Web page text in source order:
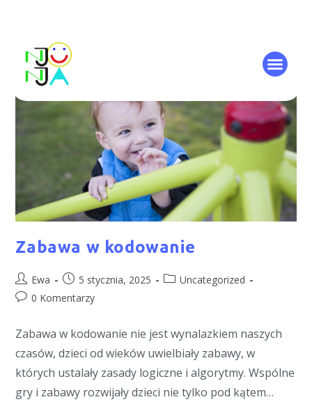
Zabawa w kodowanie
Ewa 5 stycznia, 2025
Uncategorized
0 Komentarzy
Zabawa w kodowanie nie jest wynalazkiem naszych
czasów, dzieci od wieków uwielbiały zabawy, w
których ustalały zasady logiczne i algorytmy. Wspólne
gry i zabawy rozwijały dzieci nie tylko pod kątem…